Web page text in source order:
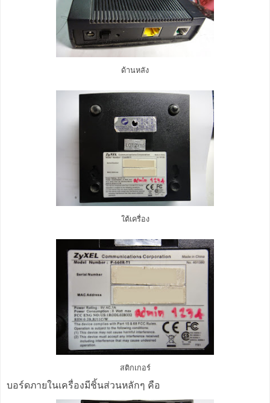
ด้านหลัง
ใต้เครื่อง
สติกเกอร์
บอร์ดภายในเครื่องมีชิ้นส่วนหลักๆ คือ